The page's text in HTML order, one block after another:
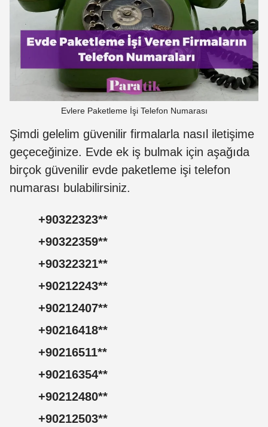
Evlere Paketleme İşi Telefon Numarası
Şimdi gelelim güvenilir firmalarla nasıl iletişime
geçeceğinize. Evde ek iş bulmak için aşağıda
birçok güvenilir evde paketleme işi telefon
numarası bulabilirsiniz.
+90322323**
+90322359**
+90322321**
+90212243**
+90212407**
+90216418**
+90216511**
+90216354**
+90212480**
+90212503**